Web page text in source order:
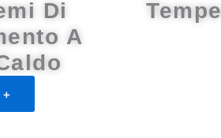
Di
A